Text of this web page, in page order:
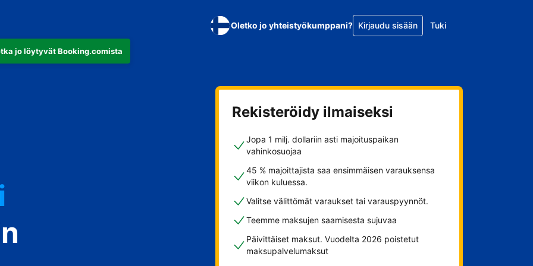
jo löytyvät Booking.comista
Oletko jo yhteistyökumppani? Kirjaudu sisään Tuki
Rekisteröidy ilmaiseksi
Jopa 1 milj. dollariin asti majoituspaikan
vahinkosuojaa
45 % majoittajista saa ensimmäisen varauksensa
viikon kuluessa.
Valitse välittömät varaukset tai varauspyynnöt.
Teemme maksujen saamisesta sujuvaa
Päivittäiset maksut. Vuodelta 2026 poistetut
maksupalvelumaksut